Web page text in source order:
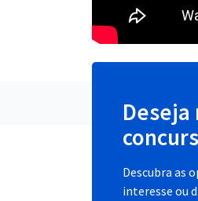
Descubra as
interesse ou